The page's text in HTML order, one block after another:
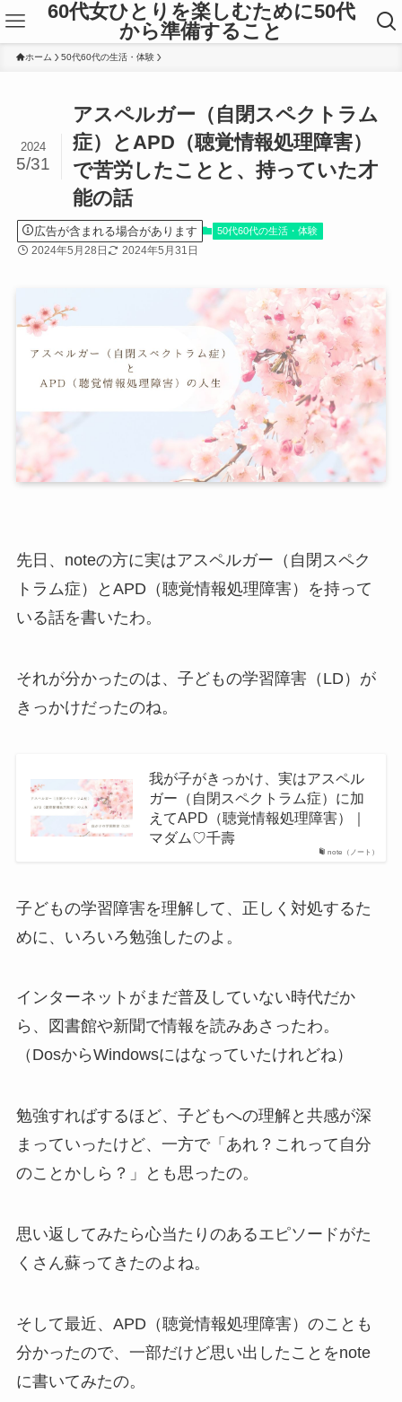
60代女ひとりを楽しむために50代
から準備すること
ホーム 50代60代の生活・体験
アスペルガー（自閉スペクトラム
症）とAPD（聴覚情報処理障害）
で苦労したことと、持っていた才
能の話
2024
5/31
広告が含まれる場合があります 50代60代の生活・体験
2024年5月28日 2024年5月31日
先日、noteの方に実はアスペルガー（自閉スペク
トラム症）とAPD（聴覚情報処理障害）を持って
いる話を書いたわ。
それが分かったのは、子どもの学習障害（LD）が
きっかけだったのね。
note（ノート）
我が子がきっかけ、実はアスペル
ガー（自閉スペクトラム症）に加
えてAPD（聴覚情報処理障害）｜
マダム♡千壽
子どもの学習障害を理解して、正しく対処するた
めに、いろいろ勉強したのよ。
インターネットがまだ普及していない時代だか
ら、図書館や新聞で情報を読みあさったわ。
（DosからWindowsにはなっていたけれどね）
勉強すればするほど、子どもへの理解と共感が深
まっていったけど、一方で「あれ？これって自分
のことかしら？」とも思ったの。
思い返してみたら心当たりのあるエピソードがた
くさん蘇ってきたのよね。
そして最近、APD（聴覚情報処理障害）のことも
分かったので、一部だけど思い出したことをnote
に書いてみたの。